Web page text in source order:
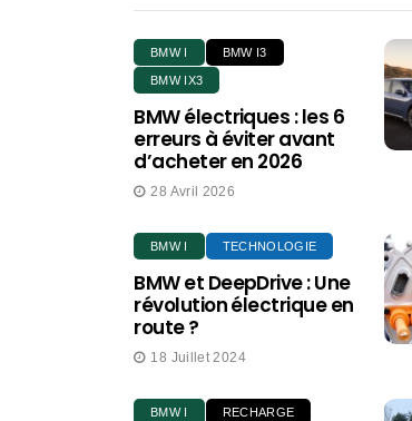
BMW I BMW I3
BMW IX3
BMW électriques : les 6
erreurs à éviter avant
d’acheter en 2026
28 Avril 2026
BMW I TECHNOLOGIE
BMW et DeepDrive : Une
révolution électrique en
route ?
18 Juillet 2024
BMW I RECHARGE